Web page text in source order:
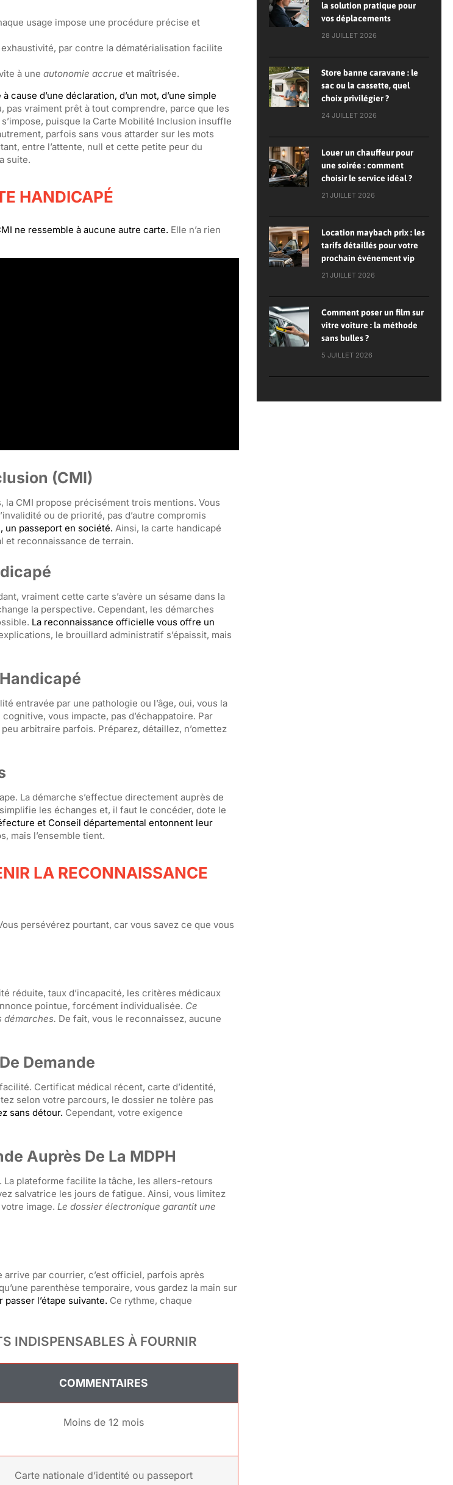
usage impose une procédure précise et
par contre la dématérialisation facilite
à une autonomie accrue et maîtrisée.
d’une déclaration, d’un mot, d’une simple
pas vraiment prêt à tout comprendre, parce que les
puisque la Carte Mobilité Inclusion insuffle
parfois sans vous attarder sur les mots
entre l’attente, null et cette petite peur du
suite.
HANDICAPÉ
ne ressemble à aucune autre carte. Elle n’a rien
(CMI)
CMI propose précisément trois mentions. Vous
ou de priorité, pas d’autre compromis
un passeport en société. Ainsi, la carte handicapé
et reconnaissance de terrain.
vraiment cette carte s’avère un sésame dans la
la perspective. Cependant, les démarches
La reconnaissance officielle vous offre un
le brouillard administratif s’épaissit, mais
entravée par une pathologie ou l’âge, oui, vous la
vous impacte, pas d’échappatoire. Par
arbitraire parfois. Préparez, détaillez, n’omettez
La démarche s’effectue directement auprès de
les échanges et, il faut le concéder, dote le
et Conseil départemental entonnent leur
mais l’ensemble tient.
LA RECONNAISSANCE
persévérez pourtant, car vous savez ce que vous
réduite, taux d’incapacité, les critères médicaux
pointue, forcément individualisée. Ce
démarches. De fait, vous le reconnaissez, aucune
Demande
Certificat médical récent, carte d’identité,
selon votre parcours, le dossier ne tolère pas
sans détour. Cependant, votre exigence
Auprès De La MDPH
La plateforme facilite la tâche, les allers-retours
salvatrice les jours de fatigue. Ainsi, vous limitez
image. Le dossier électronique garantit une
par courrier, c’est officiel, parfois après
parenthèse temporaire, vous gardez la main sur
l’étape suivante. Ce rythme, chaque
INDISPENSABLES À FOURNIR
COMMENTAIRES
Moins de 12 mois
Carte nationale d’identité ou passeport
la solution pratique pour
vos déplacements
28 JUILLET 2026
Store banne caravane : le
sac ou la cassette, quel
choix privilégier ?
24 JUILLET 2026
Louer un chauffeur pour
une soirée : comment
choisir le service idéal ?
21 JUILLET 2026
Location maybach prix : les
tarifs détaillés pour votre
prochain événement vip
21 JUILLET 2026
Comment poser un film sur
vitre voiture : la méthode
sans bulles ?
5 JUILLET 2026